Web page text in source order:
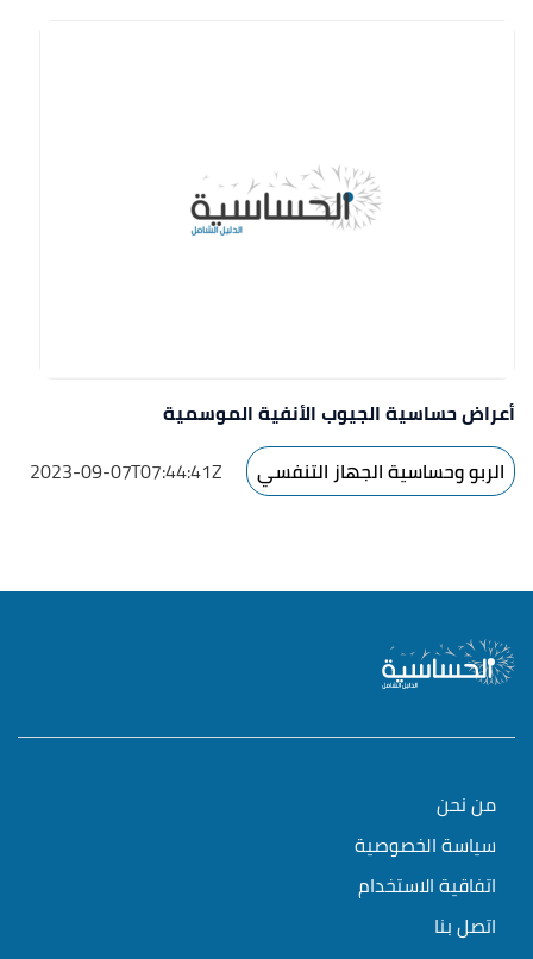
أعراض حساسية الجيوب الأنفية الموسمية
الربو وحساسية الجهاز التنفسي
2023-09-07T07:44:41Z
من نحن
سياسة الخصوصية
اتفاقية الاستخدام
اتصل بنا